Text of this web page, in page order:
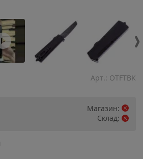
Арт.: OTFTBK
Магазин:
Склад: